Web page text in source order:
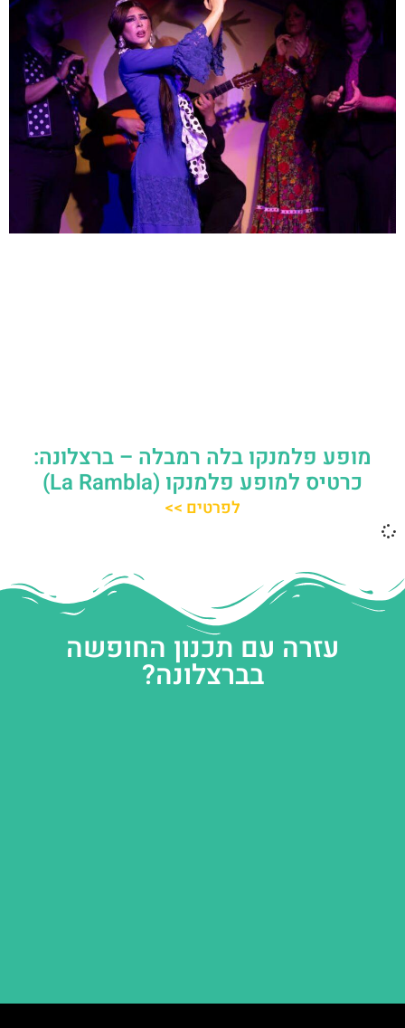
מופע פלמנקו בלה רמבלה – ברצלונה:
כרטיס למופע פלמנקו (La Rambla)
לפרטים >>
עזרה עם תכנון החופשה
בברצלונה?